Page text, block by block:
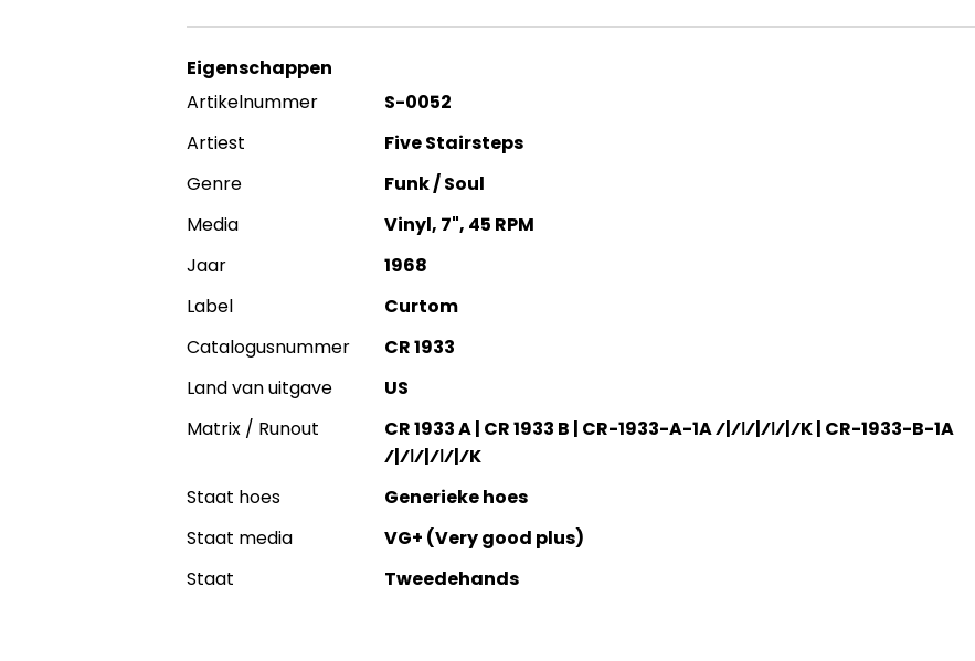
Eigenschappen
Artikelnummer
S-0052
Artiest
Five Stairsteps
Genre
Funk / Soul
Media
Vinyl, 7", 45 RPM
Jaar
1968
Label
Curtom
Catalogusnummer
CR 1933
Land van uitgave
US
Matrix / Runout
CR 1933 A | CR 1933 B | CR-1933-A-1A ⁄|⁄ǀ⁄|⁄ǀ⁄|⁄K | CR-1933-B-1A
⁄|⁄ǀ⁄|⁄ǀ⁄|⁄K
Staat hoes
Generieke hoes
Staat media
VG+ (Very good plus)
Staat
Tweedehands